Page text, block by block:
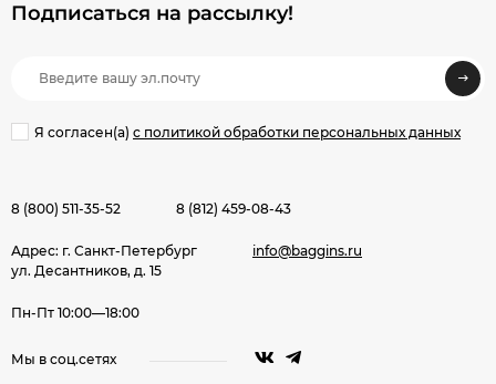
Подписаться на рассылкy!
Я согласен(a) с политикой обработки персональных данных
8 (800) 511-35-52 8 (812) 459-08-43
Адрес: г. Санкт-Петербург
ул. Десантников, д. 15
info@baggins.ru
Пн-Пт 10:00—18:00
Мы в соц.сетях